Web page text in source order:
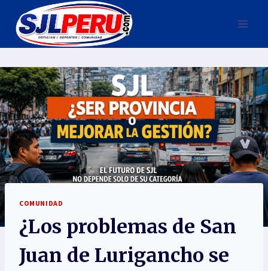
COMUNIDAD
¿Los problemas de San
Juan de Lurigancho se